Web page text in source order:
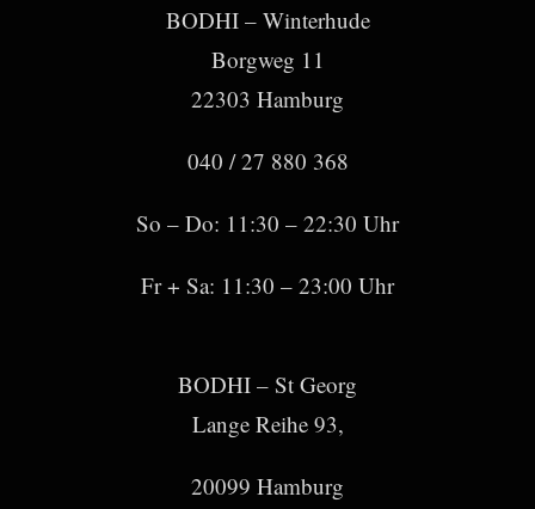
BODHI – Winterhude
Borgweg 11
22303 Hamburg
040 / 27 880 368
So – Do: 11:30 – 22:30 Uhr
Fr + Sa: 11:30 – 23:00 Uhr
BODHI – St Georg
Lange Reihe 93,
20099 Hamburg